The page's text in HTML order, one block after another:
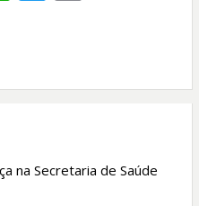
A
p
na Secretaria de Saúde